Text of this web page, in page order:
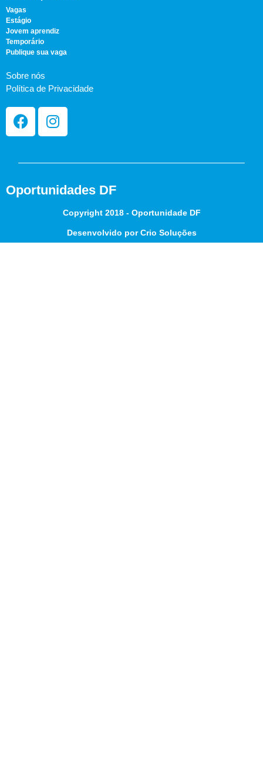
Vagas
Estágio
Jovem aprendiz
Temporário
Publique sua vaga
Sobre nós
Política de Privacidade
Oportunidades DF
Copyright 2018 - Oportunidade DF
Desenvolvido por Crio Soluções